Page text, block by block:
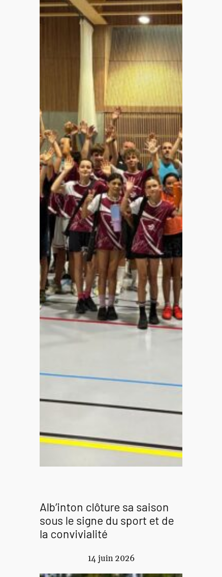
Alb’inton clôture sa saison
sous le signe du sport et de
la convivialité
14 juin 2026